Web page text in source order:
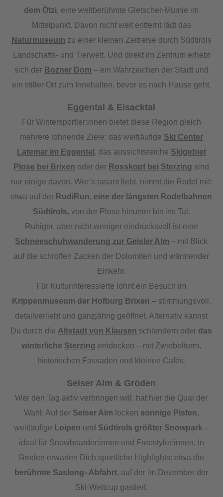
dem Ötzi, eine weltberühmte Gletscher-Mumie im
Mittelpunkt. Davon nicht weit entfernt lädt das
Naturmuseum zu einer kleinen Zeitreise durch Südtirols
Landschafts- und Tierwelt. Und direkt im Zentrum erhebt
sich der Bozner Dom – ein Wahrzeichen der Stadt und
ein stiller Ort zum Innehalten, bevor es nach Hause geht.
Eggental & Eisacktal
Für Wintersportler:innen bietet diese Region gleich
mehrere lohnende Ziele: das weitläufige Ski Center
Latemar im Eggental , das aussichtsreiche Skigebiet
Plose bei Brixen oder der Rosskopf bei Sterzing sind
nur einige davon. Wer’s rasant liebt, nimmt die Rodel mit:
etwa auf der RudiRun, eine der längsten Rodelbahnen
Südtirols, von der Plose hinunter bis ins Tal.
Ruhiger, aber nicht weniger eindrucksvoll ist eine
Schneeschuhwanderung zur Geisler Alm – mit Blick
auf die schroffen Zacken der Dolomiten und wärmender
Einkehr.
Für Kulturinteressierte lohnt ein Besuch im
Krippenmuseum der Hofburg Brixen – stimmungsvoll,
detailverliebt und ganzjährig geöffnet. Alternativ kannst
Du durch die Altstadt von Klausen schlendern oder das
winterliche Sterzing entdecken – mit Zwiebelturm,
historischen Fassaden und kleinen Cafés.
Seiser Alm & Gröden
Wer den Tag aktiv verbringen will, hat hier die Qual der
Wahl: Auf der Seiser Alm locken sonnige Pisten,
weitläufige Loipen und Südtirols größter Snowpark –
ideal für Snowboarder:innen und Freestyler:innen. In
Gröden erwarten Dich sportliche Highlights: etwa die
berühmte Saslong–Abfahrt, auf der im Dezember der
Ski-Weltcup gastiert.